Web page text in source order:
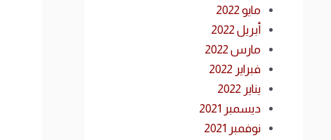
مايو 2022
أبريل 2022
مارس 2022
فبراير 2022
يناير 2022
ديسمبر 2021
نوفمبر 2021